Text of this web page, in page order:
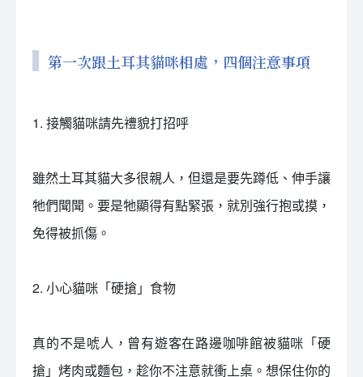
第一次跟土耳其貓咪相處，四個注意事項
1. 接觸貓咪請先禮貌打招呼
雖然土耳其貓大多很親人，但還是要先蹲低、伸手讓
牠們聞聞。要是牠顯得有點緊張，就別強行抱或摸，
免得被抓傷。
2. 小心貓咪「硬搶」食物
真的不是唬人，曾有遊客在路邊咖啡館被貓咪「硬
搶」烤肉或麵包，趁你不注意就衝上桌。想保住你的